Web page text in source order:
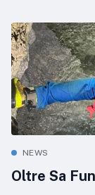
NEWS
Oltre Sa